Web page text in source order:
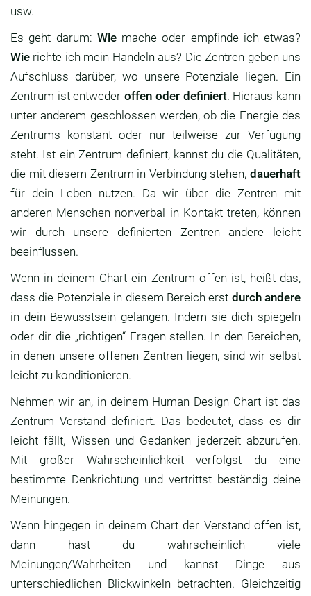
usw.
Es geht darum: Wiemache oder empfinde ich etwas?
Wie richte ich mein Handeln aus? Die Zentren geben uns
Aufschluss darüber, wo unsere Potenziale liegen. Ein
Zentrum ist entwederoffen oder definiert. Hieraus kann
unter anderem geschlossen werden, ob die Energie des
Zentrums konstant oder nur teilweise zur Verfügung
steht. Ist ein Zentrum definiert, kannst du die Qualitäten,
die mit diesem Zentrum in Verbindung stehen, dauerhaft
für dein Leben nutzen. Da wir über die Zentren mit
anderen Menschen nonverbal in Kontakt treten, können
wir durch unsere definierten Zentren andere leicht
beeinflussen.
Wenn in deinem Chart ein Zentrum offen ist, heißt das,
dass die Potenziale in diesem Bereich erst durch andere
in dein Bewusstsein gelangen. Indem sie dich spiegeln
oder dir die „richtigen“ Fragen stellen. In den Bereichen,
in denen unsere offenen Zentren liegen, sind wir selbst
leicht zu konditionieren.
Nehmen wir an, in deinem Human Design Chart ist das
Zentrum Verstand definiert. Das bedeutet, dass es dir
leicht fällt, Wissen und Gedanken jederzeit abzurufen.
Mit großer Wahrscheinlichkeit verfolgst du eine
bestimmte Denkrichtung und vertrittst beständig deine
Meinungen.
Wenn hingegen in deinem Chart der Verstand offen ist,
dann hast du wahrscheinlich viele
Meinungen/Wahrheiten und kannst Dinge aus
unterschiedlichen Blickwinkeln betrachten. Gleichzeitig